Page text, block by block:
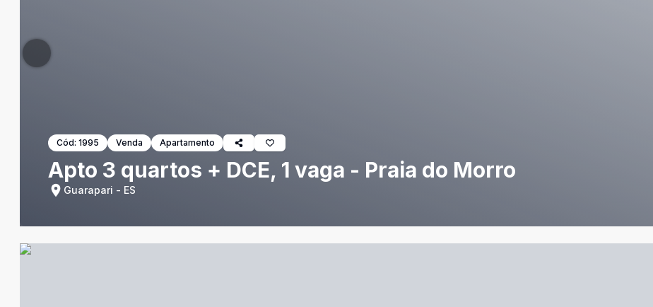
Cód: 1995 Venda Apartamento
Apto 3 quartos + DCE, 1 vaga - Praia do Morro
Guarapari - ES